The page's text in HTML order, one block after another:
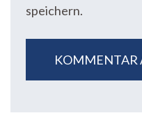
speichern.